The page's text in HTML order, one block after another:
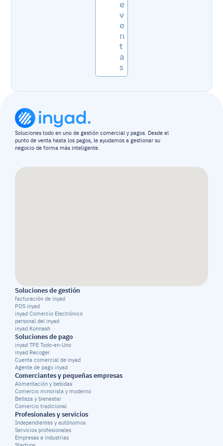
e
v
e
n
t
a
s
Soluciones todo en uno de gestión comercial y pagos. Desde el
punto de venta hasta los pagos, le ayudamos a gestionar su
negocio de forma más inteligente.
Soluciones de gestión
facturación de inyad
POS inyad
inyad Comercio Electrónico
personal del inyad
inyad Konnash
Soluciones de pago
inyad TPE Todo-en-Uno
inyad Recoger
Cuenta comercial de inyad
Agente de pago inyad
Comerciantes y pequeñas empresas
Alimentación y bebidas
Comercio minorista y moderno
Belleza y bienestar
Comercio tradicional
Profesionales y servicios
Independientes y autónomos
Servicios profesionales
Empresas e industrias